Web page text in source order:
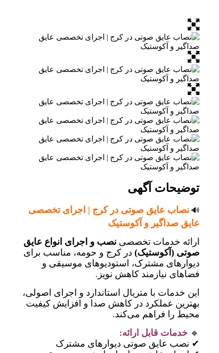
توضیحات آگهی
نصاب عایق صوتی در کرج | اجرای تخصصی
عایق صداگیر و آکوستیک
ارائه خدمات تخصصینصب و اجرای انواع عایق
صوتی (آکوستیک)در کرج و حومه، مناسب برای
دیوارهای مشترک، استودیوهای موسیقی و
فضاهای نیازمند کاهش نویز.
این خدمات با متریال استاندارد و اجرای اصولی،
بهترین عملکرد در کاهش صدا و افزایش کیفیت
محیط را فراهم می‌کند.
خدمات قابل ارائه:
✔ نصب عایق صوتی دیوارهای مشترک